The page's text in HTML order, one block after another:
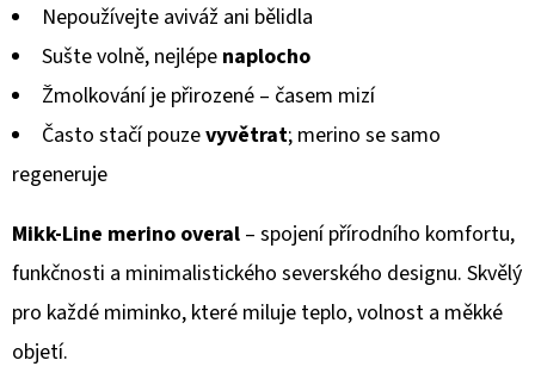
Nepoužívejte aviváž ani bělidla
Sušte volně, nejlépe naplocho
Žmolkování je přirozené – časem mizí
Často stačí pouzevyvětrat; merino se samo
regeneruje
Mikk-Line merino overal – spojení přírodního komfortu,
funkčnosti a minimalistického severského designu. Skvělý
pro každé miminko, které miluje teplo, volnost a měkké
objetí.